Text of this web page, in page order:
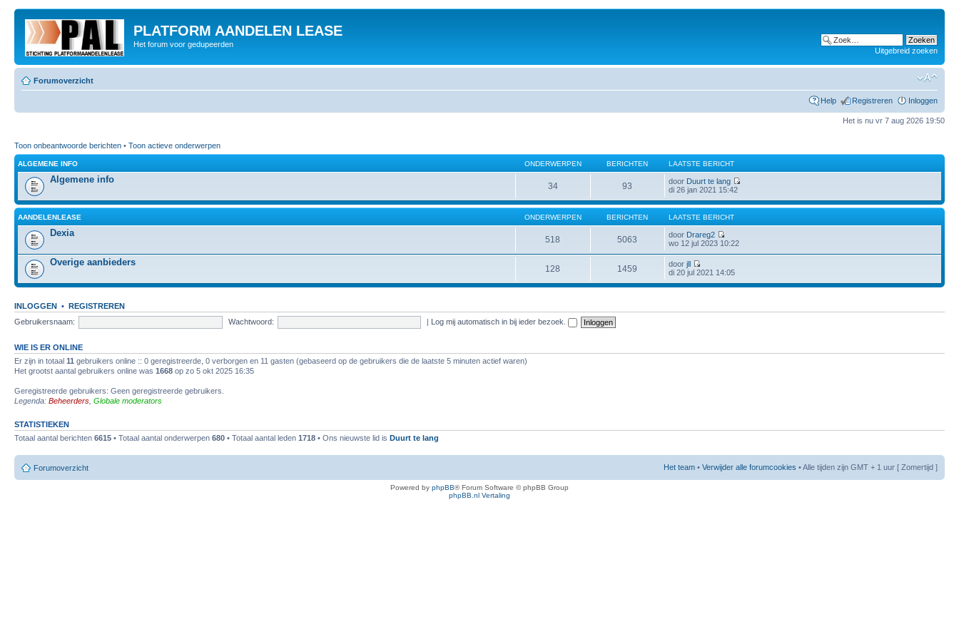
PLATFORM AANDELEN LEASE
Het forum voor gedupeerden
Uitgebreid zoeken
Forumoverzicht
Help Registreren Inloggen
Het is nu vr 7 aug 2026 19:50
Toon onbeantwoorde berichten • Toon actieve onderwerpen
ALGEMENE INFO ONDERWERPEN BERICHTEN LAATSTE BERICHT
Algemene info
34 93 door Duurt te lang
di 26 jan 2021 15:42
AANDELENLEASE ONDERWERPEN BERICHTEN LAATSTE BERICHT
Dexia
518 5063 door Drareg2
wo 12 jul 2023 10:22
Overige aanbieders
128 1459 doorjll
di 20 jul 2021 14:05
INLOGGEN • REGISTREREN
Gebruikersnaam:
Wachtwoord: | Log mij automatisch in bij ieder bezoek.
WIE IS ER ONLINE
Er zijn in totaal 11 gebruikers online :: 0 geregistreerde, 0 verborgen en 11 gasten (gebaseerd op de gebruikers die de laatste 5 minuten actief waren)
Het grootst aantal gebruikers online was 1668 op zo 5 okt 2025 16:35
Geregistreerde gebruikers: Geen geregistreerde gebruikers.
Legenda: Beheerders Globale moderators
STATISTIEKEN
Totaal aantal berichten 6615 • Totaal aantal onderwerpen 680 • Totaal aantal leden 1718 • Ons nieuwste lid is Duurt te lang
Forumoverzicht Het team • Verwijder alle forumcookies • Alle tijden zijn GMT + 1 uur [ Zomertijd ]
Powered by phpBB® Forum Software © phpBB Group
phpBB.nl Vertaling